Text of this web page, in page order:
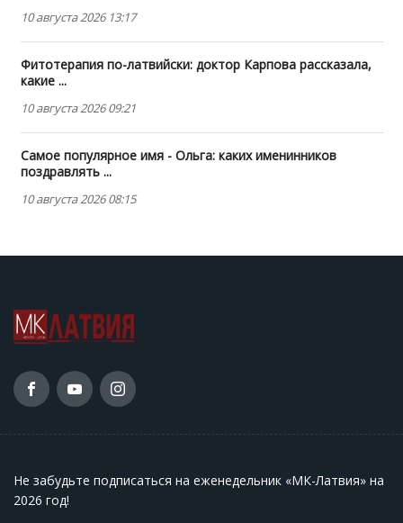
10 августа 2026 13:17
Фитотерапия по-латвийски: доктор Карпова рассказала,
какие ...
10 августа 2026 09:21
Самое популярное имя - Ольга: каких именинников
поздравлять ...
10 августа 2026 08:15
Не забудьте подписаться на еженедельник «МК-Латвия» на
2026 год!